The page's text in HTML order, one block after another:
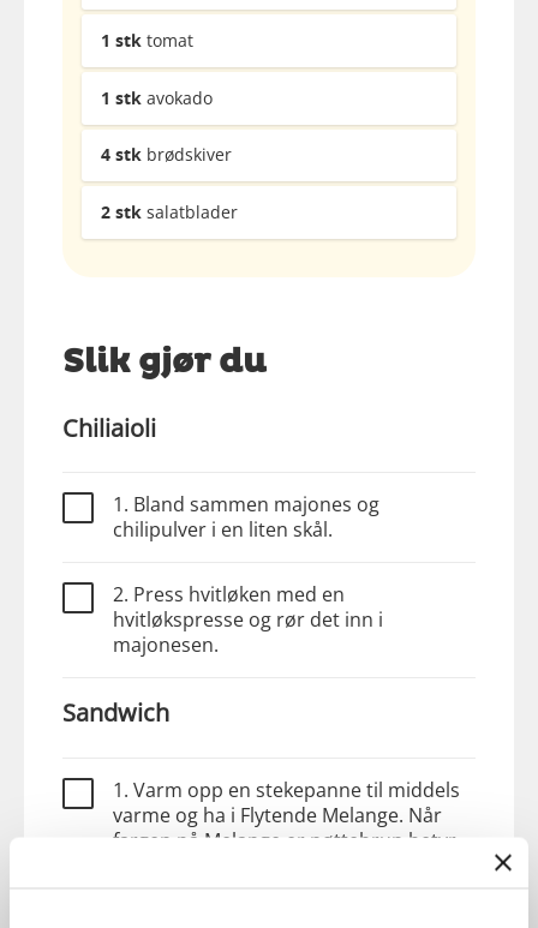
1 stk tomat
1 stk avokado
4 stk brødskiver
2 stk salatblader
Slik gjør du
Chiliaioli
1. Bland sammen majones og
chilipulver i en liten skål.
2. Press hvitløken med en
hvitløkspresse og rør det inn i
majonesen.
Sandwich
1. Varm opp en stekepanne til middels
varme og ha i Flytende Melange. Når
fargen på Melange er nøttebrun betyr